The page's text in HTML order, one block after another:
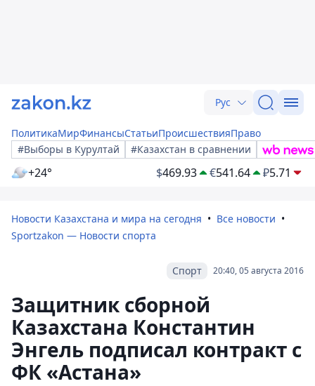
Рус
ПолитикаМирФинансыСтатьиПроисшествияПраво
#Выборы в Курултай
#Казахстан в сравнении
+24° $469.93 €541.64 ₽5.71
Новости Казахстана и мира на сегодня
Все новости
Sportzakon — Новости спорта
20:40, 05 августа 2016
Спорт
Защитник сборной
Казахстана Константин
Энгель подписал контракт с
ФК «Астана»